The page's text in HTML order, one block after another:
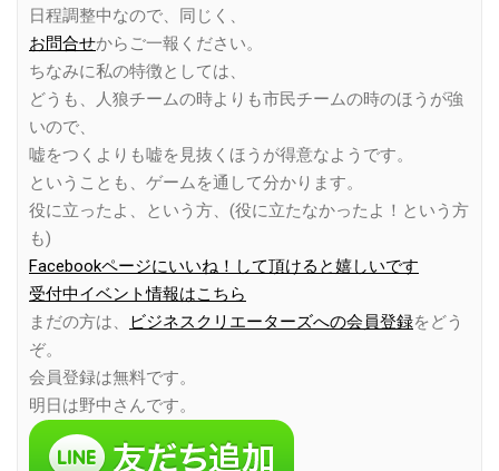
日程調整中なので、同じく、
お問合せからご一報ください。
ちなみに私の特徴としては、
どうも、人狼チームの時よりも市民チームの時のほうが強
いので、
嘘をつくよりも嘘を見抜くほうが得意なようです。
ということも、ゲームを通して分かります。
役に立ったよ、という方、(役に立たなかったよ！という方
も)
Facebookページにいいね！して頂けると嬉しいです
受付中イベント情報はこちら
まだの方は、
ビジネスクリエーターズへの会員登録をどう
ぞ。
会員登録は無料です。
明日は野中さんです。